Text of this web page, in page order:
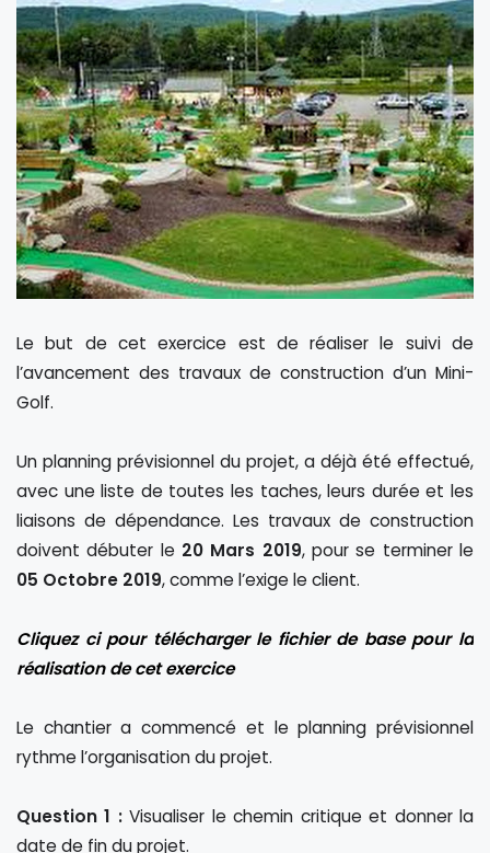
Le but de cet exercice est de réaliser le suivi de
l’avancement des travaux de construction d’un Mini-
Golf.
Un planning prévisionnel du projet, a déjà été effectué,
avec une liste de toutes les taches, leurs durée et les
liaisons de dépendance. Les travaux de construction
doivent débuter le 20 Mars 2019, pour se terminer le
05 Octobre 2019, comme l’exige le client.
Cliquez ci pour télécharger le fichier de base pour la
réalisation de cet exercice
Le chantier a commencé et le planning prévisionnel
rythme l’organisation du projet.
Question 1 :Visualiser le chemin critique et donner la
date de fin du projet.